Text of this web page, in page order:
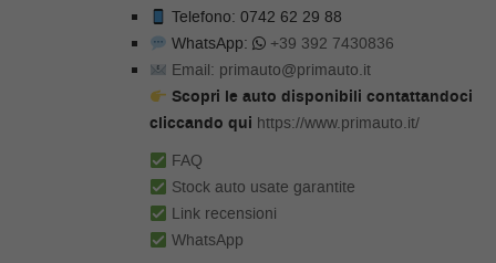
Telefono: 0742 62 29 88
WhatsApp:
+39 392 7430836
Email: primauto@primauto.it
Scopri le auto disponibili contattandoci
cliccando qui https://www.primauto.it/
FAQ
Stock auto usate garantite
Link recensioni
WhatsApp